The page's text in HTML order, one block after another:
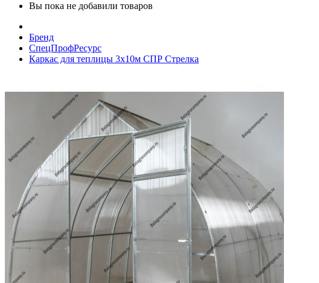
Вы пока не добавили товаров
Бренд
СпецПрофРесурс
Каркас для теплицы 3х10м СПР Стрелка